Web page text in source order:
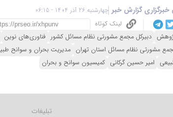
گزارش خبر چهارشنبه 26 آذر 1404 - 06:15
لینک کوتاه
دبیرکل مجمع مشورتی نظام مسائل کشور فناوری‌های نوین
مشورتی نظام مسائل استان تهران مدیریت بحران و سوانح
امیر حسین گرکانی کمیسیون سوانح و بحران